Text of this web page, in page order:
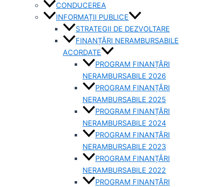
CONDUCEREA
INFORMAȚII PUBLICE
STRATEGII DE DEZVOLTARE
FINANȚĂRI NERAMBURSABILE
ACORDATE
PROGRAM FINANȚĂRI
NERAMBURSABILE 2026
PROGRAM FINANȚĂRI
NERAMBURSABILE 2025
PROGRAM FINANȚĂRI
NERAMBURSABILE 2024
PROGRAM FINANȚĂRI
NERAMBURSABILE 2023
PROGRAM FINANȚĂRI
NERAMBURSABILE 2022
PROGRAM FINANȚĂRI